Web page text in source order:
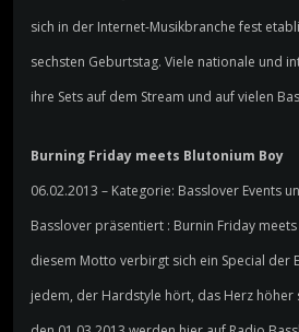
sich in der Internet-Musikbranche fest
sechsten Geburtstag. Viele nationale und
ihre Sets auf dem Stream und auf vielen
Burning Friday meets Blutonium Boy
06.02.2013 – Kategorie: Basslover Events
Basslover präsentiert : Burnin Friday
diesem Motto verbirgt sich ein Special der
jedem, der Hardstyle hört, das Herz höher